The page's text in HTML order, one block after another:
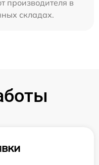
производителя в
складах.